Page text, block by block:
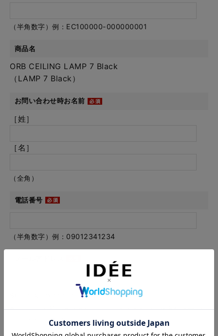
（半角数字）例：EC100000-000000001
商品名
ORB CEILING LAMP 7 Black
（LAMP 7 Black）
お問い合わせ時お名前
［姓］
［名］
（全角）
電話番号
（半角数字）例：09012341234
例：info@example.com
※「.@ (@の前にドット)」、「.. (ドット2つ)」を含むメール
アドレスはご利用いただけません